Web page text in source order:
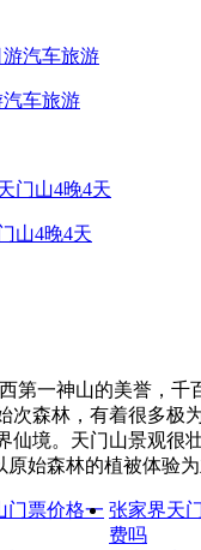
车旅游
山4晚4天
第一神山的美誉，
次森林，有着很多
仙境。天门山景观
始森林的植被体验
门票价格一 张家界天
费吗